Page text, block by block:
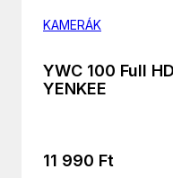
KAMERÁK
YWC 100 Full
YENKEE
11 990 Ft